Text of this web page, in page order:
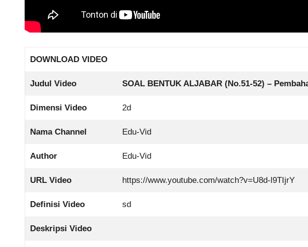
DOWNLOAD VIDEO
Judul Video SOAL BENTUK ALJABAR (No.51-52) –
Dimensi Video 2d
Nama Channel Edu-Vid
Author Edu-Vid
URL Video https://www.youtube.com/watch?v=U8d-l9TIjrY
Definisi Video sd
Deskripsi Video